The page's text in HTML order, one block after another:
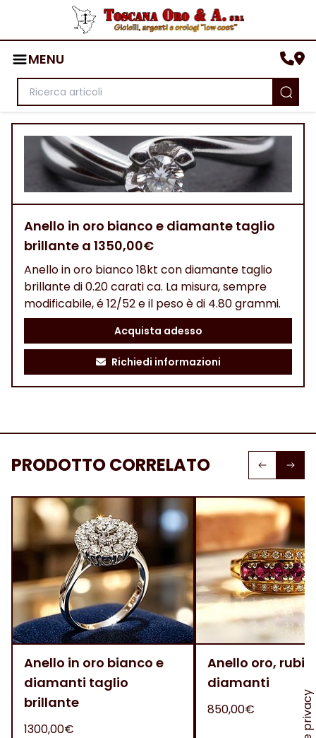
MENU
Anello in oro bianco e diamante taglio
brillante a 1350,00€
Anello in oro bianco 18kt con diamante taglio
brillante di 0.20 carati ca. La misura, sempre
modificabile, é 12/52 e il peso è di 4.80 grammi.
Acquista adesso
Richiedi informazioni
PRODOTTO CORRELATO
Anello in oro bianco e
diamanti taglio
brillante
1300,00€
Anello oro,
diamanti
850,00€